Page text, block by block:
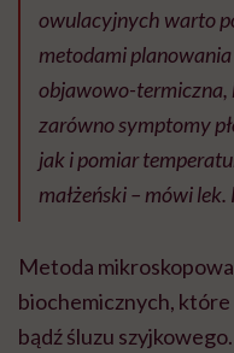
owulacyjnych warto
metodami
objawowo-termiczna,
zarówno symptomy
jak i pomiar
małżeński – mówi
Metoda
biochemicznych,
bądź śluzu